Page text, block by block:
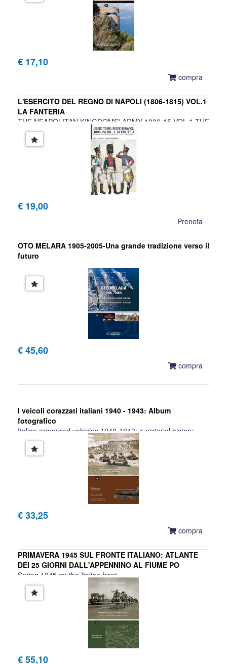
€ 17,10
compra
L'ESERCITO DEL REGNO DI NAPOLI (1806-1815) VOL.1
LA FANTERIA
THE NEAPOLITAN KINGDOMS' ARMY 1806-15 VOL.1 THE
INFANTRY
Luca Stefano Cristini, Claudio Fernandez
€ 19,00
Prenota
OTO MELARA 1905-2005-Una grande tradizione verso il
futuro
N. Pignato, F. Cappellano, A. Rastelli
€ 45,60
compra
I veicoli corazzati italiani 1940 - 1943: Album
fotografico
Italian armoured vehicles 1940-1943: a pictorial history
Luca Massacci, Daniele Guglielmi
€ 33,25
compra
PRIMAVERA 1945 SUL FRONTE ITALIANO: ATLANTE
DEI 25 GIORNI DALL'APPENNINO AL FIUME PO
Spring 1945 on the Italian front
Marco Belogi, Daniele Guglielmi
€ 55,10